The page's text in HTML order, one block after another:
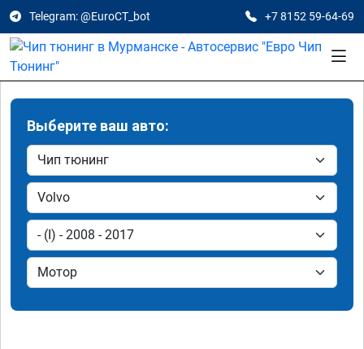
Telegram: @EuroCT_bot +7 8152 59-64-69
Выберите ваш авто: